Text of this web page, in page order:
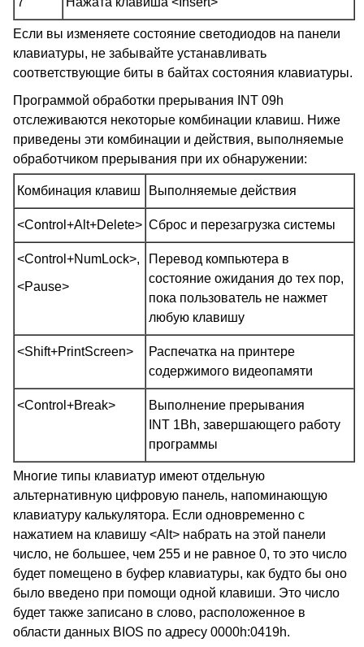
Если вы изменяете состояние светодиодов на панели
клавиатуры, не забывайте устанавливать
соответствующие биты в байтах состояния клавиатуры.
Программой обработки прерывания INT 09h
отслеживаются некоторые комбинации клавиш. Ниже
приведены эти комбинации и действия, выполняемые
обработчиком прерывания при их обнаружении:
Комбинация клавиш Выполняемые действия
<Control+Alt+Delete> Сброс и перезагрузка системы
<Control+NumLock>,
<Pause>
Перевод компьютера в
состояние ожидания до тех пор,
пока пользователь не нажмет
любую клавишу
<Shift+PrintScreen>
Распечатка на принтере
содержимого видеопамяти
<Control+Break>
Выполнение прерывания
INT 1Bh, завершающего работу
программы
Многие типы клавиатур имеют отдельную
альтернативную цифровую панель, напоминающую
клавиатуру калькулятора. Если одновременно с
нажатием на клавишу <Alt> набрать на этой панели
число, не большее, чем 255 и не равное 0, то это число
будет помещено в буфер клавиатуры, как будто бы оно
было введено при помощи одной клавиши. Это число
будет также записано в слово, расположенное в
области данных BIOS по адресу 0000h:0419h.